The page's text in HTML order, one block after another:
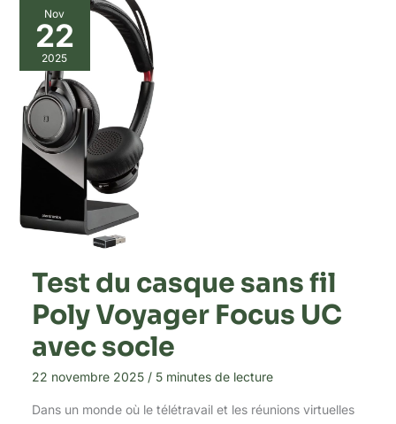
Nov
22
2025
Test du casque sans fil
Poly Voyager Focus UC
avec socle
22 novembre 2025 / 5 minutes de lecture
Dans un monde où le télétravail et les réunions virtuelles